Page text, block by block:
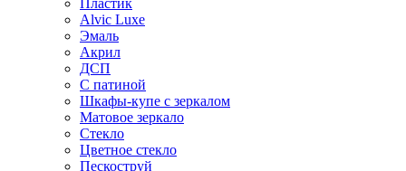
Пластик
Alvic Luxe
Эмаль
Акрил
ДСП
С патиной
Шкафы-купе с зеркалом
Матовое зеркало
Стекло
Цветное стекло
Пескоструй